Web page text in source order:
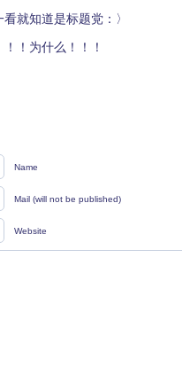
知道是标题党：〉
！为什么！！！
Name
Mail (will not be published)
Website